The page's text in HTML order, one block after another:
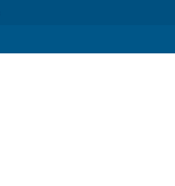
2 do bloco 24 PIB da